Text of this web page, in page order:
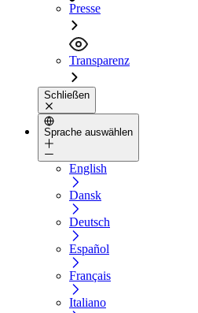
Presse
Transparenz
Schließen
Sprache auswählen
English
Dansk
Deutsch
Español
Français
Italiano